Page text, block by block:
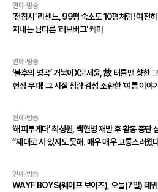
연예·방송
‘전참시’ 리센느, 99평 숙소도 10평처럼! 여전
지내는 남다른 ‘러브버그’ 케미
연예·방송
‘불후의 명곡’ 거북이X문세윤, 故 터틀맨 향한
헌정 무대! 그 시절 청량 감성 소환한 ‘여름 이야
연예·방송
‘해피투게더’ 최성원, 백혈병 재발 후 활동 중단
“제대로 서 있지도 못해. 매우 매우 고통스러웠
연예·방송
WAYF BOYS(웨이프 보이즈), 오늘(7일) 데뷔